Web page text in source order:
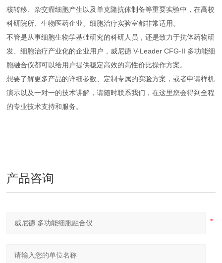
核转移、杂交瘤细胞产生以及单克隆抗体制备等重要实验中，在高校
科研院所、生物医药企业、细胞治疗实验室都非常适用。
不管是从事细胞生物学基础研究的科研人员，还是致力于抗体药物研
发、细胞治疗产业化的企业用户，威尼德 V-Leader CFG-II 多功能细
胞融合仪都可以给用户提供稳定高效的高性价比操作方案。
想要了解更多产品的详细参数、定制专属的实验方案，或者申请样机
演示以及一对一的技术讲解，请随时联系我们，在这里您会得到全程
的专业技术支持和服务。
产品咨询